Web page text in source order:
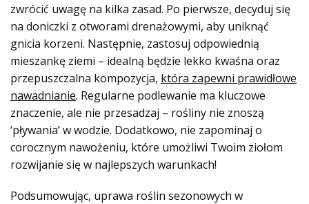
zwrócić uwagę na kilka zasad. Po pierwsze, decyduj się
na doniczki z otworami drenażowymi, aby uniknąć
gnicia korzeni. Następnie, zastosuj odpowiednią
mieszankę ziemi – idealną będzie lekko kwaśna oraz
przepuszczalna kompozycja, która zapewni prawidłowe
nawadnianie. Regularne podlewanie ma kluczowe
znaczenie, ale nie przesadzaj – rośliny nie znoszą
‘pływania’ w wodzie. Dodatkowo, nie zapominaj o
corocznym nawożeniu, które umożliwi Twoim ziołom
rozwijanie się w najlepszych warunkach!
Podsumowując, uprawa roślin sezonowych w